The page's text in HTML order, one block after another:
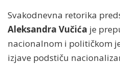
Svakodnevna retorika
Aleksandra Vučića je
nacionalnom i političkom
izjave podstiču